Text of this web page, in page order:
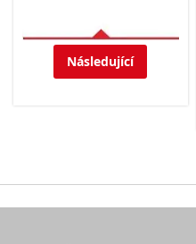
Následující